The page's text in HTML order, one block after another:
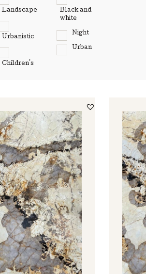
Landscape
Urbanistic
Children's
Black and
white
Night
Urban